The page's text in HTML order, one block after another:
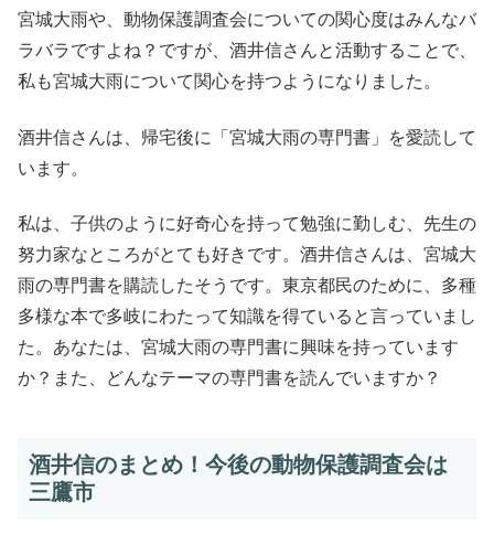
宮城大雨や、動物保護調査会についての関心度はみんなバ
ラバラですよね？ですが、酒井信さんと活動することで、
私も宮城大雨について関心を持つようになりました。
酒井信さんは、帰宅後に「宮城大雨の専門書」を愛読して
います。
私は、子供のように好奇心を持って勉強に勤しむ、先生の
努力家なところがとても好きです。酒井信さんは、宮城大
雨の専門書を購読したそうです。東京都民のために、多種
多様な本で多岐にわたって知識を得ていると言っていまし
た。あなたは、宮城大雨の専門書に興味を持っています
か？また、どんなテーマの専門書を読んでいますか？
酒井信のまとめ！今後の動物保護調査会は
三鷹市